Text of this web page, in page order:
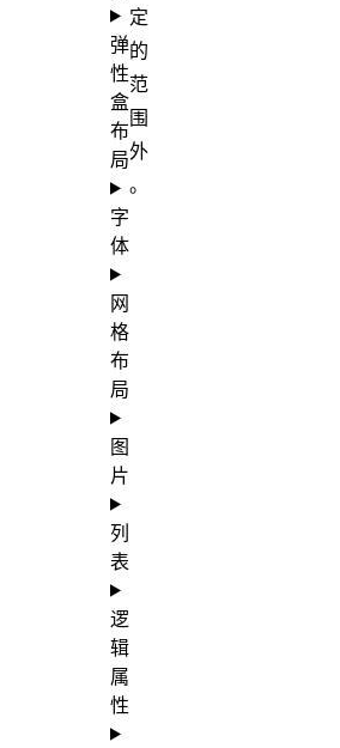
定
的
范
围
外
。
弹
性
盒
布
局
字
体
网
格
布
局
图
片
列
表
逻
辑
属
性